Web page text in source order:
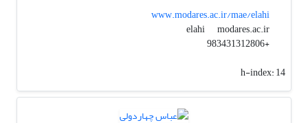
www.modares.ac.ir/mae/elahi
elahi
modares.ac.ir
+983431312806
h-index:14